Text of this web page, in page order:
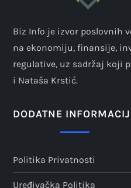
Biz Info je izvor poslovnih
na ekonomiju, finansije,
regulative, uz sadržaj koji
i Nataša Krstić.
DODATNE
Politika Privatnosti
Uređivačka Politika